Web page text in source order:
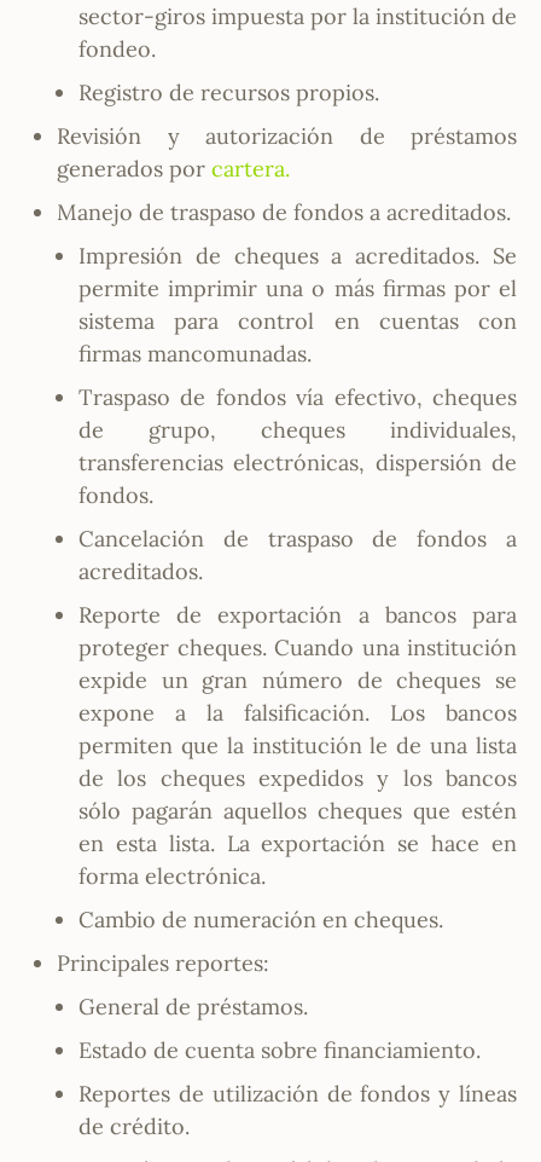
sector-giros impuesta por la institución de
fondeo.
Registro de recursos propios.
Revisión y autorización de préstamos
generados por cartera.
Manejo de traspaso de fondos a acreditados.
Impresión de cheques a acreditados. Se
permite imprimir una o más firmas por el
sistema para control en cuentas con
firmas mancomunadas.
Traspaso de fondos vía efectivo, cheques
de grupo, cheques individuales,
transferencias electrónicas, dispersión de
fondos.
Cancelación de traspaso de fondos a
acreditados.
Reporte de exportación a bancos para
proteger cheques. Cuando una institución
expide un gran número de cheques se
expone a la falsificación. Los bancos
permiten que la institución le de una lista
de los cheques expedidos y los bancos
sólo pagarán aquellos cheques que estén
en esta lista. La exportación se hace en
forma electrónica.
Cambio de numeración en cheques.
Principales reportes:
General de préstamos.
Estado de cuenta sobre financiamiento.
Reportes de utilización de fondos y líneas
de crédito.